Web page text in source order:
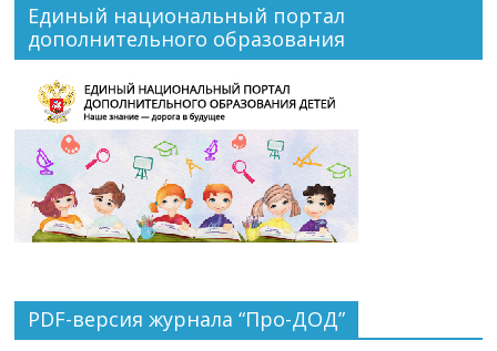
Единый национальный портал
дополнительного образования
PDF-версия журнала “Про-ДОД”